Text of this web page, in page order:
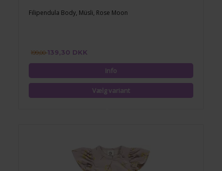
Filipendula Body, Müsli, Rose Moon
199,00139,30 DKK